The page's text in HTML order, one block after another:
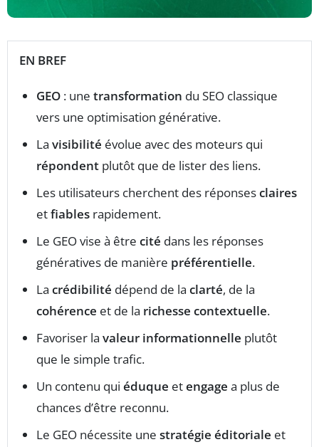
EN BREF
GEO : une transformation du SEO classique
vers une optimisation générative.
La visibilité évolue avec des moteurs qui
répondent plutôt que de lister des liens.
Les utilisateurs cherchent des réponsesclaires
etfiables rapidement.
Le GEO vise à être cité dans les réponses
génératives de manière préférentielle.
La crédibilité dépend de la clarté, de la
cohérence et de la richesse contextuelle.
Favoriser la valeur informationnelle plutôt
que le simple trafic.
Un contenu qui éduque etengage a plus de
chances d’être reconnu.
Le GEO nécessite une stratégie éditoriale et